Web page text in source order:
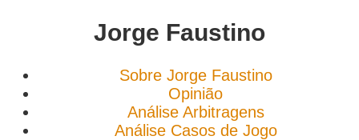
Jorge Faustino
Sobre Jorge Faustino
Opinião
Análise Arbitragens
Análise Casos de Jogo